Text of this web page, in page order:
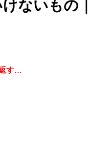
ないもの
す…